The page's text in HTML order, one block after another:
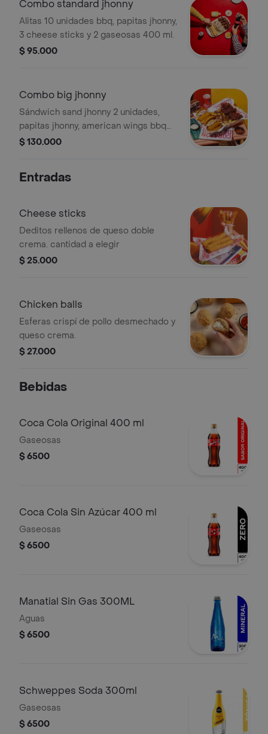
Combo standard jhonny
Alitas 10 unidades bbq, papitas jhonny,
3 cheese sticks y 2 gaseosas 400 ml.
$ 95.000
Combo big jhonny
Sándwich sand jhonny 2 unidades,
papitas jhonny, american wings bbq
10 unidades, 3 gaseosas 400 ml.
$ 130.000
Entradas
Cheese sticks
Deditos rellenos de queso doble
crema. cantidad a elegir
$ 25.000
Chicken balls
Esferas crispí de pollo desmechado y
queso crema.
$ 27.000
Bebidas
Coca Cola Original 400 ml
Gaseosas
$ 6500
Coca Cola Sin Azúcar 400 ml
Gaseosas
$ 6500
Manatial Sin Gas 300ML
Aguas
$ 6500
Schweppes Soda 300ml
Gaseosas
$ 6500